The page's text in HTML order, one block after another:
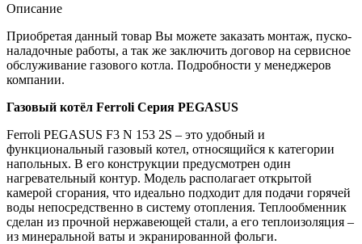
Описание
Приобретая данный товар Вы можете заказать монтаж, пуско-
наладочные работы, а так же заключить договор на сервисное
обслуживание газового котла. Подробности у менеджеров
компании.
Газовый котёл Ferroli Серия PEGASUS
Ferroli PEGASUS F3 N 153 2S – это удобный и
функциональный газовый котел, относящийся к категории
напольных. В его конструкции предусмотрен один
нагревательный контур. Модель располагает открытой
камерой сгорания, что идеально подходит для подачи горячей
воды непосредственно в систему отопления. Теплообменник
сделан из прочной нержавеющей стали, а его теплоизоляция –
из минеральной ваты и экранированной фольги.